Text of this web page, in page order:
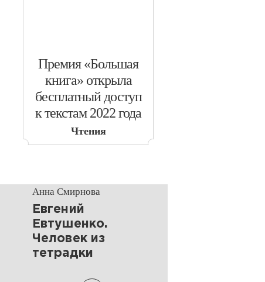
​Премия «Большая
книга» открыла
бесплатный доступ
к текстам 2022 года
Чтения
Анна Смирнова
Евгений
Евтушенко.
Человек из
тетрадки